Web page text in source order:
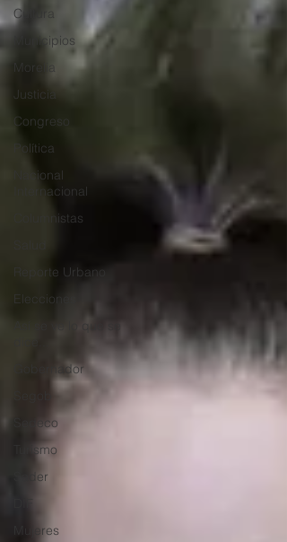
Cultura
Municipios
Justicia
Congreso
Política
Nacional
Internacional
Columnistas
Reporte Urbano
Elecciones
Así se ve lo que se
Gobernador
Sedeco
Turismo
Sader
Mujeres